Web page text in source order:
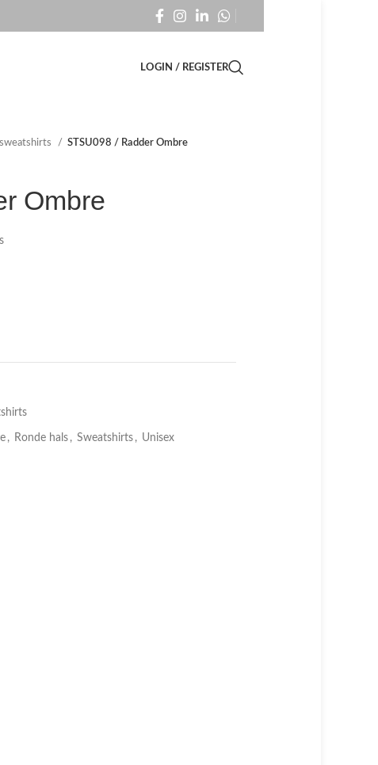
LOGIN / REGISTER
STSU098 / Radder Ombre
Ombre
, Ronde hals , Sweatshirts , Unisex